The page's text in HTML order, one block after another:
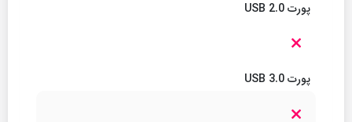
پورت USB 2.0
پورت USB 3.0